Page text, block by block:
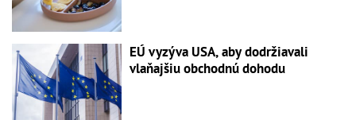
EÚ vyzýva USA, aby dodržiavali
vlaňajšiu obchodnú dohodu